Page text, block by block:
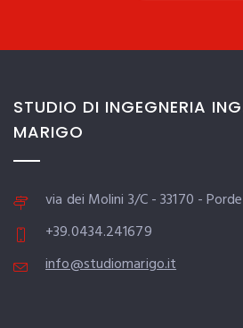
STUDIO DI INGEGNERIA
MARIGO
via dei Molini 3/C - 33170 -
+39.0434.241679
info@studiomarigo.it